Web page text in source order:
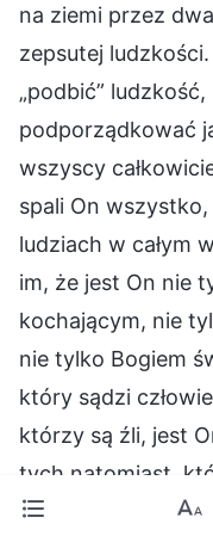
na ziemi przez
zepsutej
„podbić”
podporządkować
wszyscy
spali On
ludziach w całym
im, że jest On nie
kochającym, nie
nie tylko Bogiem
który sądzi
którzy są źli, jest
tych natomiast,
jest On